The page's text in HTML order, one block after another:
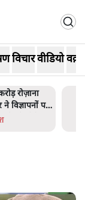
विचारवीडियो
की मरम्मत